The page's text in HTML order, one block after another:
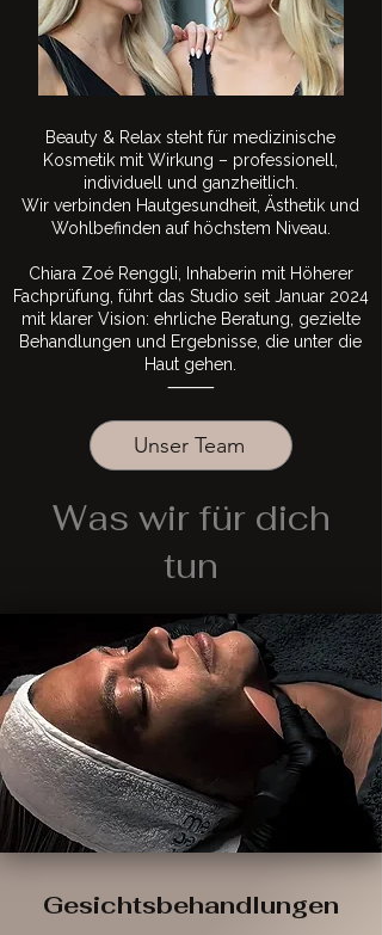
Beauty & Relax steht für medizinische
Kosmetik mit Wirkung – professionell,
individuell und ganzheitlich.
Wir verbinden Hautgesundheit, Ästhetik und
Wohlbefinden auf höchstem Niveau.
Chiara Zoé Renggli, Inhaberin mit Höherer
Fachprüfung, führt das Studio seit Januar 2024
mit klarer Vision: ehrliche Beratung, gezielte
Behandlungen und Ergebnisse, die unter die
Haut gehen.
⸻
Unser Team
Was wir für dich
tun
Gesichtsbehandlungen